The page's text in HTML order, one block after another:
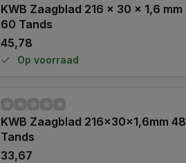
KWB Zaagblad 216 x 30 x 1,6 mm
60 Tands
45,78
Op voorraad
KWB Zaagblad 216x30x1,6mm 48
Tands
33,67